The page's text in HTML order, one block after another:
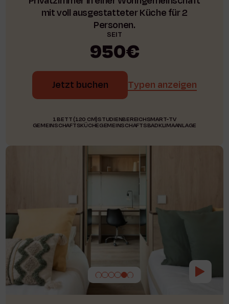
mit voll ausgestatteter Küche für 2
Personen.
SEIT
950€
Jetzt buchen Typen anzeigen
1 BETT (120 CM)STUDIENBEREICHSMART-TV
GEMEINSCHAFTSKÜCHEGEMEINSCHAFTSBADKLIMAANLAGE